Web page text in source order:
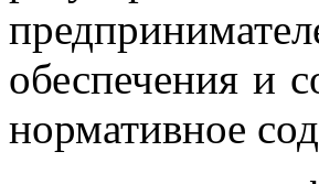
обеспечения и
нормативное